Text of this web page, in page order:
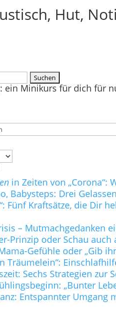
Hut,
ein Minikurs für dich für
in Zeiten von „Corona“:
Babysteps: Drei
Fünf Kraftsätze, die Dir
– Mutmachgedanken
Prinzip oder Schau auch
Gefühle oder „Gib
Träumelein“:
Sechs Strategien zur
„Bunter
Entspannter Umgang